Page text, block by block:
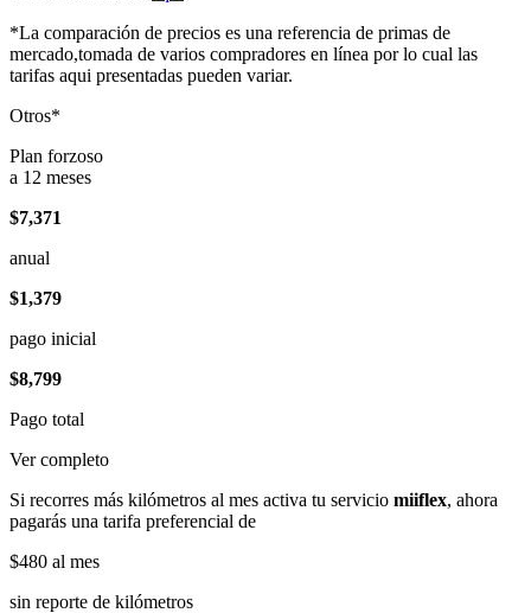
*La comparación de precios es una referencia de primas de
mercado,tomada de varios compradores en línea por lo cual las
tarifas aqui presentadas pueden variar.
Otros*
Plan forzoso
a 12 meses
$7,371
anual
$1,379
pago inicial
$8,799
Pago total
Ver completo
Si recorres más kilómetros al mes activa tu servicio miiflex, ahora
pagarás una tarifa preferencial de
$480 al mes
sin reporte de kilómetros